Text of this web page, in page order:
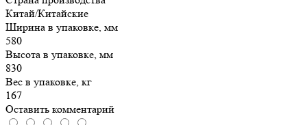
Китай/Китайские
Ширина в упаковке, мм
580
Высота в упаковке, мм
830
Вес в упаковке, кг
167
Оставить комментарий